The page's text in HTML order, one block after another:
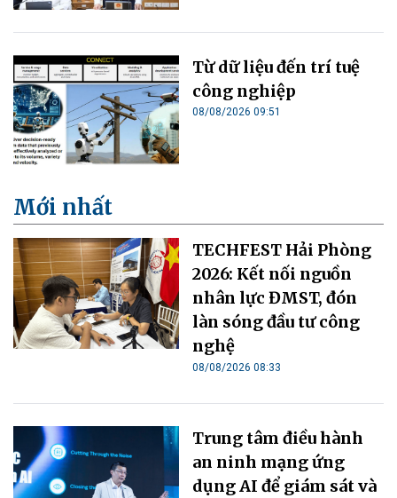
Từ dữ liệu đến trí tuệ
công nghiệp
08/08/2026 09:51
Mới nhất
TECHFEST Hải Phòng
2026: Kết nối nguồn
nhân lực ĐMST, đón
làn sóng đầu tư công
nghệ
08/08/2026 08:33
Trung tâm điều hành
an ninh mạng ứng
dụng AI để giám sát và